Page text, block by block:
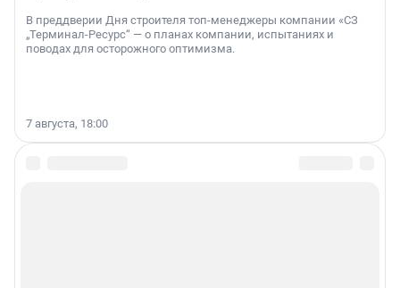
В преддверии Дня строителя топ-менеджеры компании «СЗ
„Терминал-Ресурс“ — о планах компании, испытаниях и
поводах для осторожного оптимизма.
7 августа, 18:00